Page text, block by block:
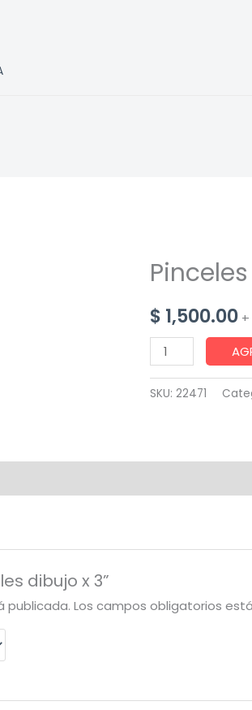
$ 1,500.00
Pinceles
dibujo
x
SKU: 22471
dibujo x 3”
publicada. Los campos obligatorios